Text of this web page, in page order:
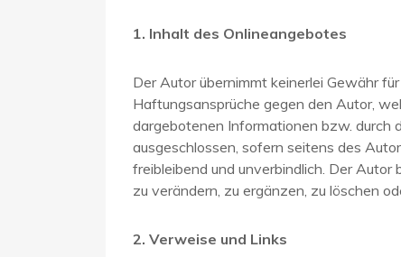
1. Inhalt des Onlineangebotes
Der Autor übernimmt keinerlei Gewähr
Haftungsansprüche gegen den Autor,
dargebotenen Informationen bzw. durch
ausgeschlossen, sofern seitens des
freibleibend und unverbindlich. Der
zu verändern, zu ergänzen, zu löschen
2. Verweise und Links